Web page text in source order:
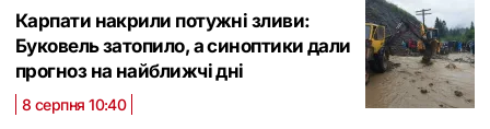
Карпати накрили потужні зливи:
Буковель затопило, а синоптики дали
прогноз на найближчі дні
8 серпня 10:40